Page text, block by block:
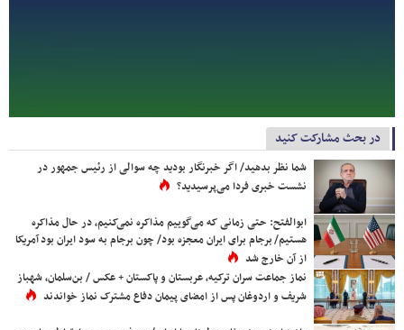
در بحث مشارکت کنید
شما نظر بدهید/ اگر خبرنگار بودید چه سوالی از رئیس جمهور در
نشست خبری فردا می‌پرسیدید؟
ابوالفتح: حتی زمانی که می‌گوییم مذاکره نمی‌کنیم، در حال مذاکره
هستیم/ برجام برای ایران معجزه بود/ چون برجام به سود ایران بود آمریکا
از آن خارج شد
نماز جماعت سران ترکیه، عربستان و پاکستان + عکس / بن‌سلمان، شهباز
شریف و اردوغان پس از امضای پیمان دفاع مشترک نماز خواندند